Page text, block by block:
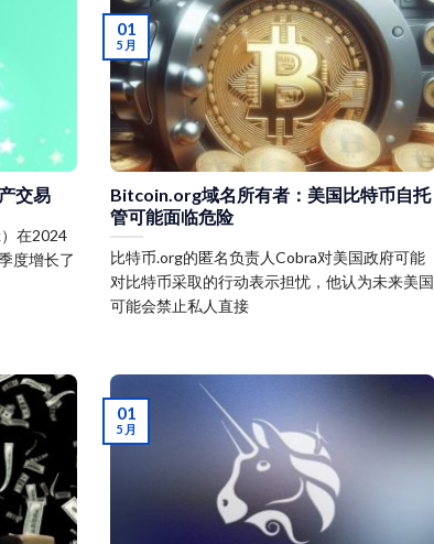
交易
在2024
度增长了
Bitcoin.org域名所有者：美国比特币自托
管可能面临危险
比特币.org的匿名负责人Cobra对美国政府可能
对比特币采取的行动表示担忧，他认为未来美国
可能会禁止私人直接
01
5 月
01
5 月